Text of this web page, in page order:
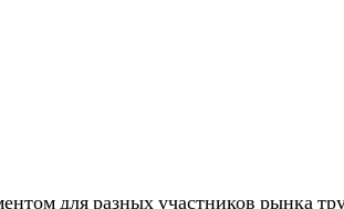
для разных участников рынка